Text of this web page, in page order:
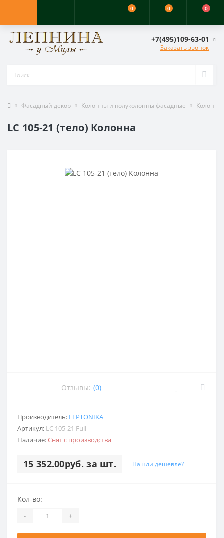
0 0 0
+7(495)109-63-01
Заказать звонок
Фасадный декор Колонны и полуколонны фасадные
LC 105-21 (тело) Колонна
Отзывы: (0)
Производитель: LEPTONIKA
Артикул: LC 105-21 Full
Наличие:Снят с производства
15 352.00руб. за шт. Нашли дешевле?
Кол-во:
- +